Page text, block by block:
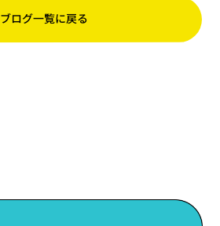
ブログ一覧に戻る